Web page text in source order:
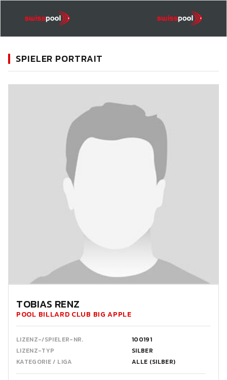
SPIELER PORTRAIT
TOBIAS RENZ
POOL BILLARD CLUB BIG APPLE
LIZENZ-/SPIELER-NR.
100191
LIZENZ-TYP
SILBER
KATEGORIE / LIGA
ALLE (SILBER)